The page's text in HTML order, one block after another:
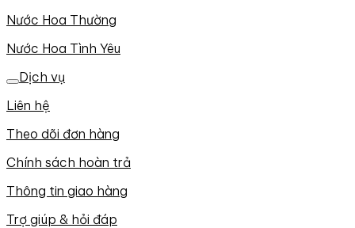
Nước Hoa Thường
Nước Hoa Tình Yêu
Dịch vụ
Liên hệ
Theo dõi đơn hàng
Chính sách hoàn trả
Thông tin giao hàng
Trợ giúp & hỏi đáp